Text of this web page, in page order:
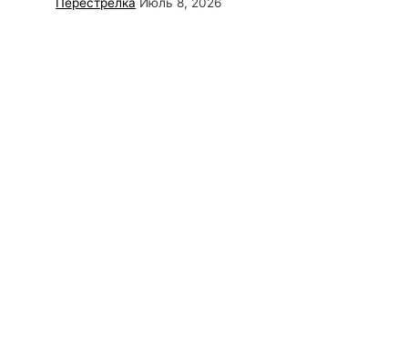
Перестрелка Июль 8, 2026